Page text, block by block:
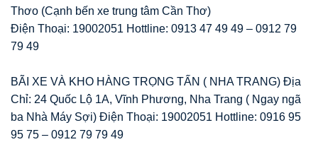
Thơo (Cạnh bến xe trung tâm Cần Thơ)
Điện Thoại: 19002051 Hottline: 0913 47 49 49 – 0912 79
79 49
BÃI XE VÀ KHO HÀNG TRỌNG TẤN ( NHA TRANG) Địa
Chỉ: 24 Quốc Lộ 1A, Vĩnh Phương, Nha Trang ( Ngay ngã
ba Nhà Máy Sợi) Điện Thoại: 19002051 Hottline: 0916 95
95 75 – 0912 79 79 49